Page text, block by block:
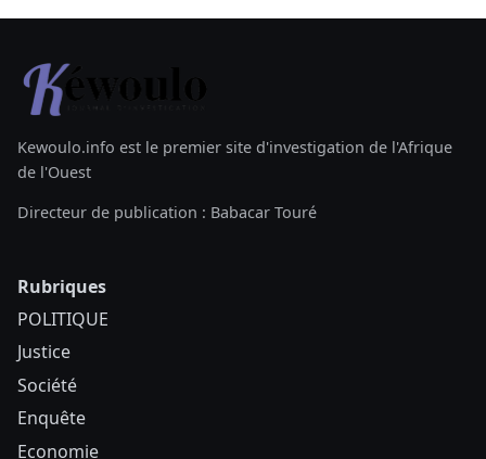
Kewoulo.info est le premier site d'investigation de l'Afrique
de l'Ouest
Directeur de publication : Babacar Touré
Rubriques
POLITIQUE
Justice
Société
Enquête
Economie